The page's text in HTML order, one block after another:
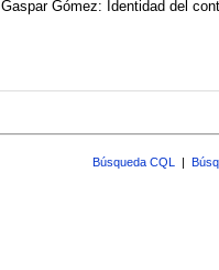
Gómez: Identidad del
Búsqueda CQL |